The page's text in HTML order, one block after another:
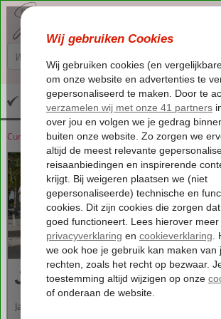
Altijd inclusief huurauto
Home
Curaçao Jan Thiel Baai
Jan Thiel Baai
Jan Thiel, dat is écht een stukje paradijs op het